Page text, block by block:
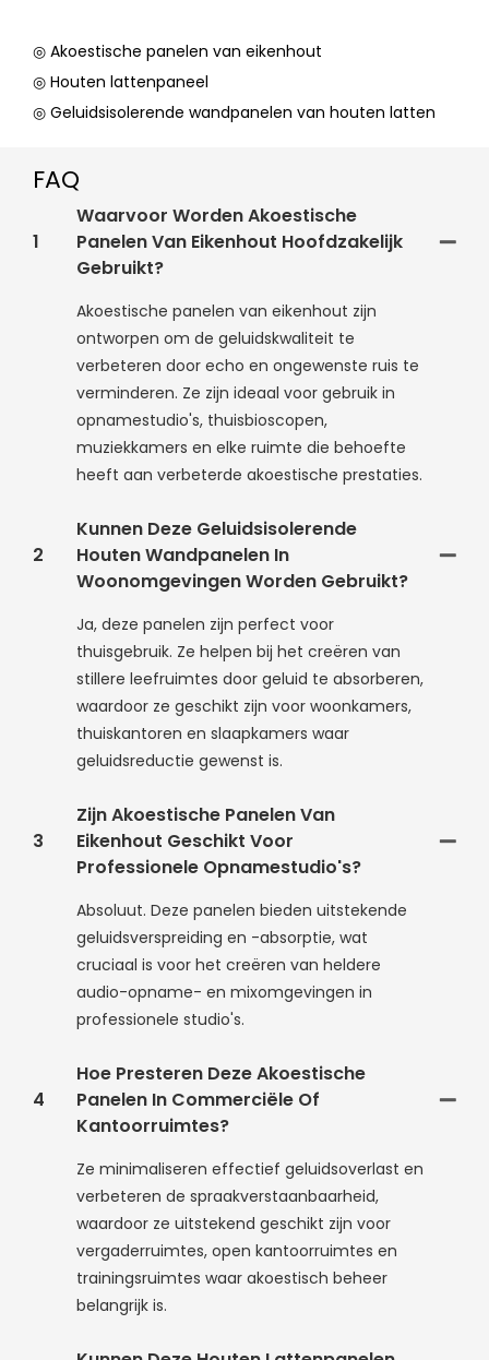
◎ Akoestische panelen van eikenhout
◎ Houten lattenpaneel
◎ Geluidsisolerende wandpanelen van houten latten
FAQ
1
Waarvoor Worden Akoestische
Panelen Van Eikenhout Hoofdzakelijk
Gebruikt?
Akoestische panelen van eikenhout zijn
ontworpen om de geluidskwaliteit te
verbeteren door echo en ongewenste ruis te
verminderen. Ze zijn ideaal voor gebruik in
opnamestudio's, thuisbioscopen,
muziekkamers en elke ruimte die behoefte
heeft aan verbeterde akoestische prestaties.
2
Kunnen Deze Geluidsisolerende
Houten Wandpanelen In
Woonomgevingen Worden Gebruikt?
Ja, deze panelen zijn perfect voor
thuisgebruik. Ze helpen bij het creëren van
stillere leefruimtes door geluid te absorberen,
waardoor ze geschikt zijn voor woonkamers,
thuiskantoren en slaapkamers waar
geluidsreductie gewenst is.
3
Zijn Akoestische Panelen Van
Eikenhout Geschikt Voor
Professionele Opnamestudio's?
Absoluut. Deze panelen bieden uitstekende
geluidsverspreiding en -absorptie, wat
cruciaal is voor het creëren van heldere
audio-opname- en mixomgevingen in
professionele studio's.
4
Hoe Presteren Deze Akoestische
Panelen In Commerciële Of
Kantoorruimtes?
Ze minimaliseren effectief geluidsoverlast en
verbeteren de spraakverstaanbaarheid,
waardoor ze uitstekend geschikt zijn voor
vergaderruimtes, open kantoorruimtes en
trainingsruimtes waar akoestisch beheer
belangrijk is.